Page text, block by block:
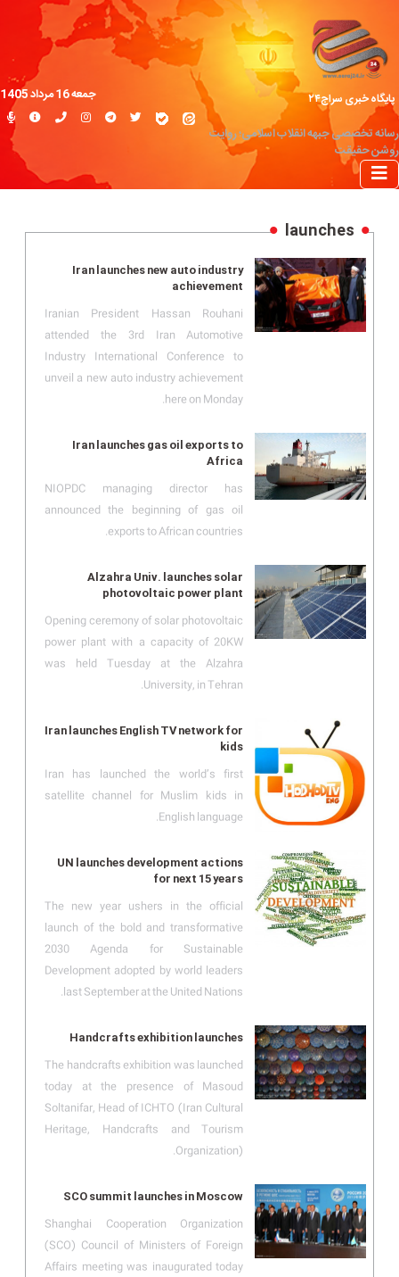
پایگاه خبری سراج۲۴
رسانه تخصصی جبهه انقلاب اسلامی؛ روایت
روشن حقیقت
جمعه 16 مرداد 1405
launches
Iran launches new auto industry
achievement
Iranian President Hassan Rouhani
attended the 3rd Iran Automotive
Industry International Conference to
unveil a new auto industry achievement
here on Monday.
Iran launches gas oil exports to
Africa
NIOPDC managing director has
announced the beginning of gas oil
exports to African countries.
Alzahra Univ. launches solar
photovoltaic power plant
Opening ceremony of solar photovoltaic
power plant with a capacity of 20KW
was held Tuesday at the Alzahra
University, in Tehran.
Iran launches English TV network for
kids
Iran has launched the world’s first
satellite channel for Muslim kids in
English language.
UN launches development actions
for next 15 years
The new year ushers in the official
launch of the bold and transformative
2030 Agenda for Sustainable
Development adopted by world leaders
last September at the United Nations.
Handcrafts exhibition launches
The handcrafts exhibition was launched
today at the presence of Masoud
Soltanifar, Head of ICHTO (Iran Cultural
Heritage, Handcrafts and Tourism
Organization).
SCO summit launches in Moscow
Shanghai Cooperation Organization
(SCO) Council of Ministers of Foreign
Affairs meeting was inaugurated today